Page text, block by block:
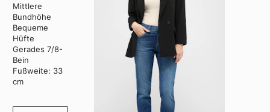
Mittlere
Bundhöhe
Bequeme
Hüfte
Gerades 7/8-
Bein
Fußweite: 33
cm